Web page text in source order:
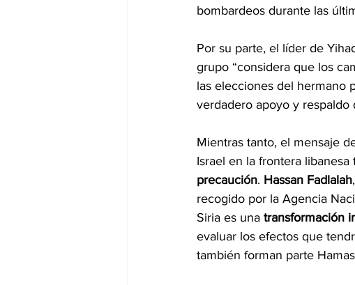
bombardeos durante las
Por su parte, el líder de
grupo “considera que los
las elecciones del hermano
verdadero apoyo y respaldo
Mientras tanto, el mensaje
Israel en la frontera
precaución. Hassan Fadlalah
recogido por la Agencia
Siria es una transformación
evaluar los efectos que
también forman parte